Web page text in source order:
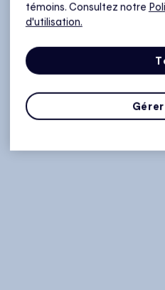
témoins. Consultez notre
d'utilisation.